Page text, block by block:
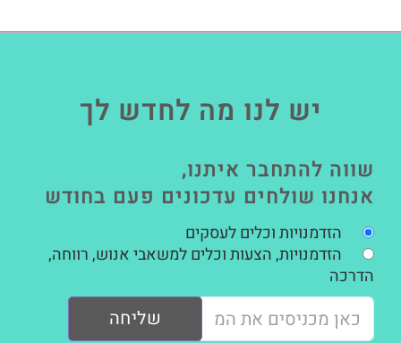
יש לנו מה לחדש לך
שווה להתחבר איתנו,
אנחנו שולחים עדכונים פעם בחודש
הזדמנויות וכלים לעסקים
הזדמנויות, הצעות וכלים למשאבי אנוש, רווחה,
הדרכה
שליחה